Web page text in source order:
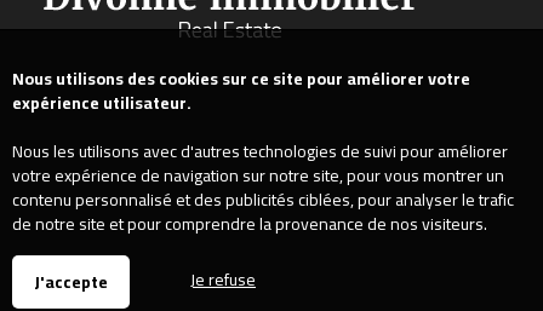
Nous utilisons des cookies sur ce site pour améliorer votre
expérience utilisateur.
Nous les utilisons avec d'autres technologies de suivi pour améliorer
votre expérience de navigation sur notre site, pour vous montrer un
contenu personnalisé et des publicités ciblées, pour analyser le trafic
de notre site et pour comprendre la provenance de nos visiteurs.
J'accepte
Je refuse